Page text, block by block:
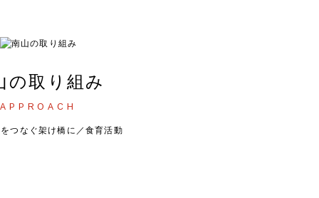
の取り組み
APPROACH
つなぐ架け橋に／食育活動